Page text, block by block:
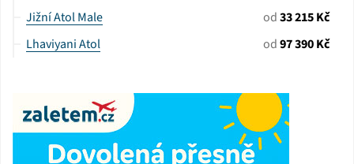
Jižní Atol Male
od33 215 Kč
Lhaviyani Atol
od97 390 Kč